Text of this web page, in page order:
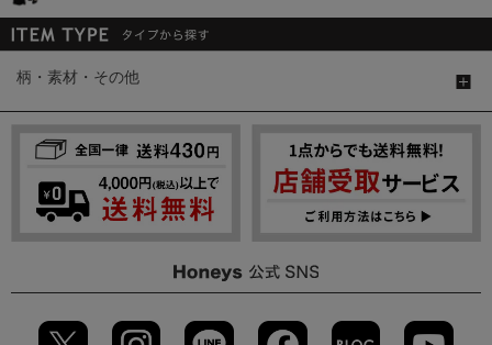
柄・素材・その他